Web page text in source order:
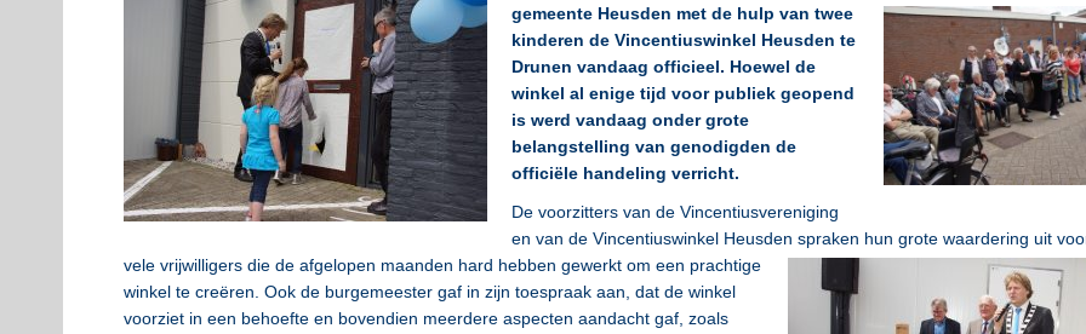
gemeente Heusden met de hulp van twee
kinderen de Vincentiuswinkel Heusden te
Drunen vandaag officieel. Hoewel de
winkel al enige tijd voor publiek geopend
is werd vandaag onder grote
belangstelling van genodigden de
officiële handeling verricht.
De voorzitters van de Vincentiusvereniging
en van de Vincentiuswinkel Heusden spraken hun grote waardering uit
vele vrijwilligers die de afgelopen maanden hard hebben gewerkt om een prachtige
winkel te creëren. Ook de burgemeester gaf in zijn toespraak aan, dat de winkel
voorziet in een behoefte en bovendien meerdere aspecten aandacht gaf, zoals